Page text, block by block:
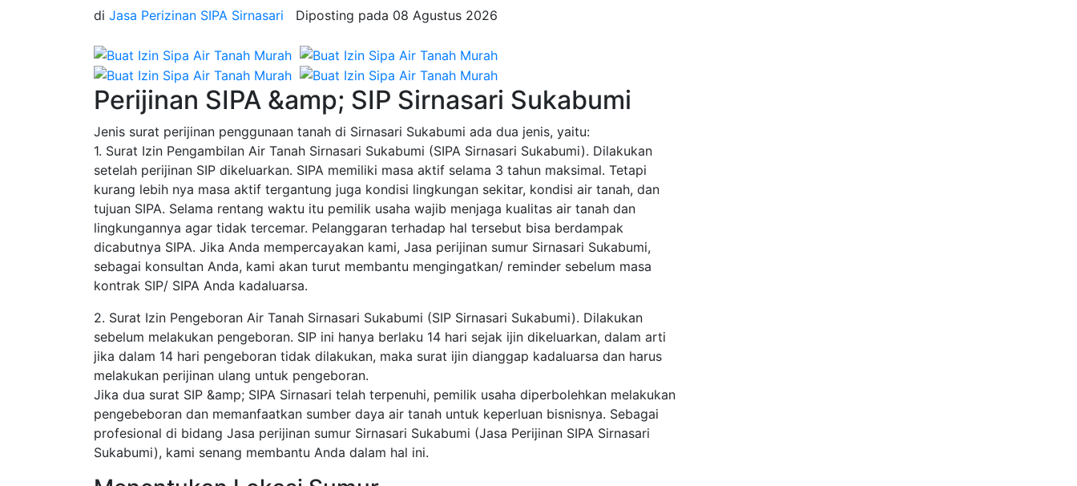
di Jasa Perizinan SIPA Sirnasari Diposting pada 08 Agustus 2026
Perijinan SIPA &amp; SIP Sirnasari Sukabumi
Jenis surat perijinan penggunaan tanah di Sirnasari Sukabumi ada dua jenis, yaitu:
1. Surat Izin Pengambilan Air Tanah Sirnasari Sukabumi (SIPA Sirnasari Sukabumi). Dilakukan
setelah perijinan SIP dikeluarkan. SIPA memiliki masa aktif selama 3 tahun maksimal. Tetapi
kurang lebih nya masa aktif tergantung juga kondisi lingkungan sekitar, kondisi air tanah, dan
tujuan SIPA. Selama rentang waktu itu pemilik usaha wajib menjaga kualitas air tanah dan
lingkungannya agar tidak tercemar. Pelanggaran terhadap hal tersebut bisa berdampak
dicabutnya SIPA. Jika Anda mempercayakan kami, Jasa perijinan sumur Sirnasari Sukabumi,
sebagai konsultan Anda, kami akan turut membantu mengingatkan/ reminder sebelum masa
kontrak SIP/ SIPA Anda kadaluarsa.
2. Surat Izin Pengeboran Air Tanah Sirnasari Sukabumi (SIP Sirnasari Sukabumi). Dilakukan
sebelum melakukan pengeboran. SIP ini hanya berlaku 14 hari sejak ijin dikeluarkan, dalam arti
jika dalam 14 hari pengeboran tidak dilakukan, maka surat ijin dianggap kadaluarsa dan harus
melakukan perijinan ulang untuk pengeboran.
Jika dua surat SIP &amp; SIPA Sirnasari telah terpenuhi, pemilik usaha diperbolehkan melakukan
pengebeboran dan memanfaatkan sumber daya air tanah untuk keperluan bisnisnya. Sebagai
profesional di bidang Jasa perijinan sumur Sirnasari Sukabumi (Jasa Perijinan SIPA Sirnasari
Sukabumi), kami senang membantu Anda dalam hal ini.